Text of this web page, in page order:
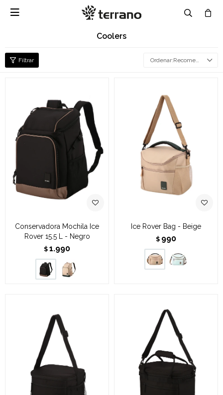

Coolers
Recomendados
Conservadora Mochila Ice
Rover 15.5 L - Negro
$ 1.990
Ice Rover Bag - Beige
$ 990